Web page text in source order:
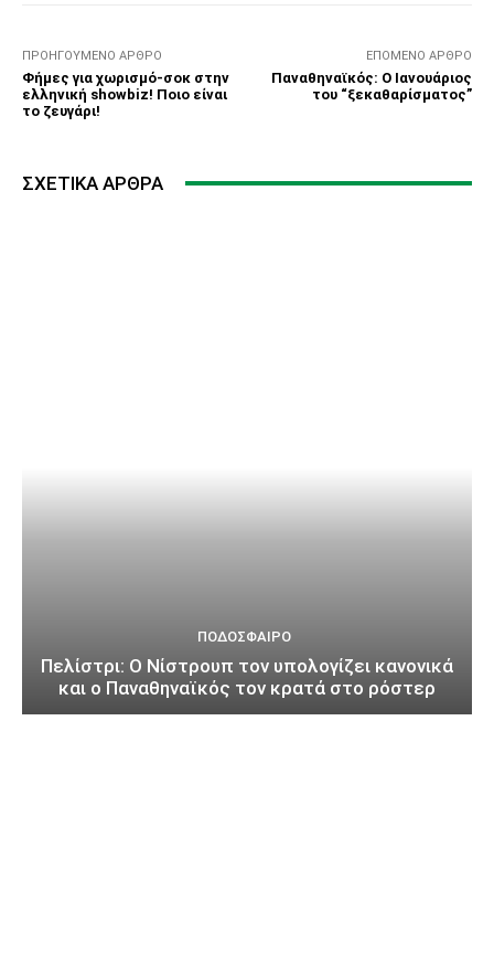
ΠΡΟΗΓΟΎΜΕΝΟ ΆΡΘΡΟ
Φήμες για χωρισμό-σοκ στην
ελληνική showbiz! Ποιο είναι
το ζευγάρι!
ΕΠΌΜΕΝΟ ΆΡΘΡΟ
Παναθηναϊκός: Ο Ιανουάριος
του “ξεκαθαρίσματος”
ΣΧΕΤΙΚΆ ΆΡΘΡΑ
ΠΟΔΌΣΦΑΙΡΟ
Πελίστρι: Ο Νίστρουπ τον υπολογίζει κανονικά
και ο Παναθηναϊκός τον κρατά στο ρόστερ